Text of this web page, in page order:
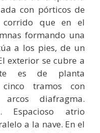
con pórticos de
corrido que en el
formando una
a los pies, de un
exterior se cubre a
es de planta
tramos con
diafragma.
Espacioso atrio
a la nave. En el